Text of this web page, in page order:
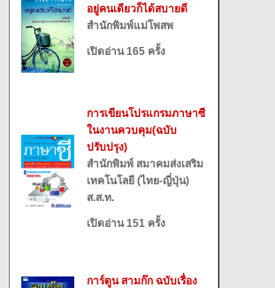
อยู่คนเดียวก็ได้สบายดี
สำนักพิมพ์แม่โพสพ
เปิดอ่าน 165 ครั้ง
การเขียนโปรแกรมภาษาซี
ในงานควบคุม(ฉบับ
ปรับปรุง)
สำนักพิมพ์ สมาคมส่งเสริม
เทคโนโลยี (ไทย-ญี่ปุ่น)
ส.ส.ท.
เปิดอ่าน 151 ครั้ง
การ์ตูน สามก๊ก ฉบับเรื่อง